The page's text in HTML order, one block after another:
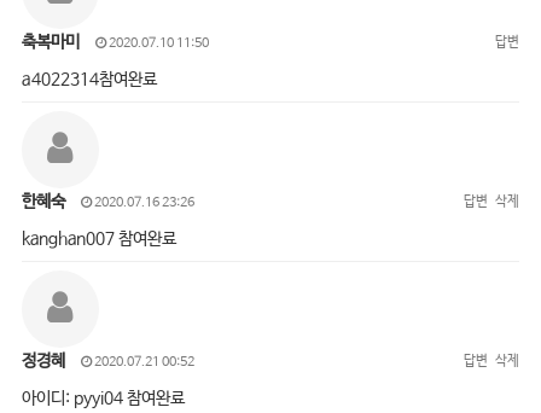
축복마미 2020.07.10 11:50 답변
a4022314참여완료
한혜숙 2020.07.16 23:26 답변 삭제
kanghan007 참여완료
정경혜 2020.07.21 00:52 답변 삭제
아이디: pyyi04 참여완료